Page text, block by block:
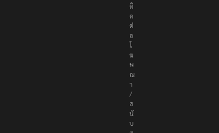
ติ
ด
ต่
อ
โ
ฆ
ษ
ณ
า
/
ส
นั
บ